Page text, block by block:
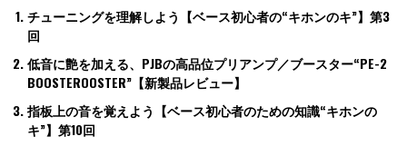
チューニングを理解しよう【ベース初心者の“キホンのキ”】第3
回
低音に艶を加える、PJBの高品位プリアンプ／ブースター“PE-2
BOOSTEROOSTER”【新製品レビュー】
指板上の音を覚えよう【ベース初心者のための知識“キホンの
キ”】第10回